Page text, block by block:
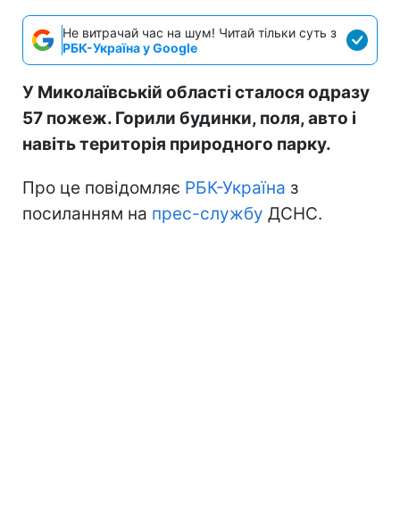
Не витрачай час на шум! Читай тільки суть з
РБК-Україна у Google
У Миколаївській області сталося одразу
57 пожеж. Горили будинки, поля, авто і
навіть територія природного парку.
Про це повідомляє РБК-Україна з
посиланням на прес-службу ДСНС.